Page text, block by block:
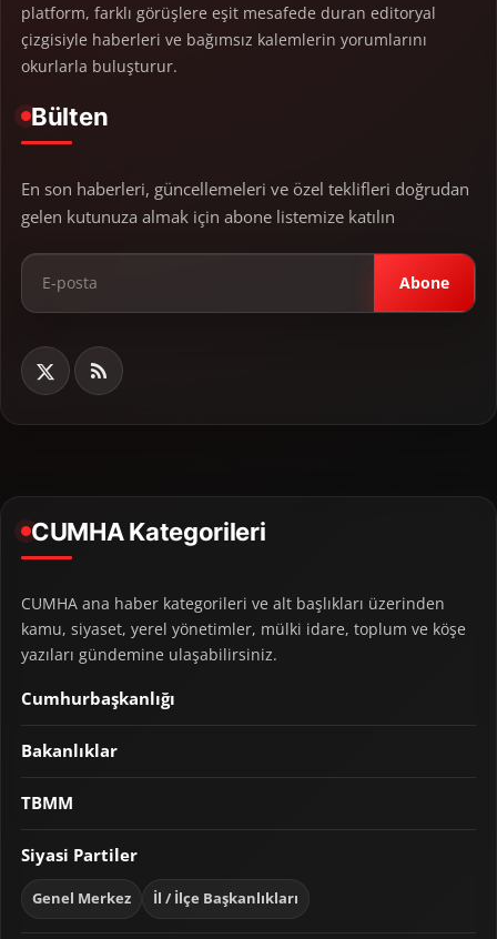
platform, farklı görüşlere eşit mesafede duran editoryal
çizgisiyle haberleri ve bağımsız kalemlerin yorumlarını
okurlarla buluşturur.
Bülten
En son haberleri, güncellemeleri ve özel teklifleri doğrudan
gelen kutunuza almak için abone listemize katılın
Abone
CUMHA Kategorileri
CUMHA ana haber kategorileri ve alt başlıkları üzerinden
kamu, siyaset, yerel yönetimler, mülki idare, toplum ve köşe
yazıları gündemine ulaşabilirsiniz.
Cumhurbaşkanlığı
Bakanlıklar
TBMM
Siyasi Partiler
Genel Merkez İl / İlçe Başkanlıkları